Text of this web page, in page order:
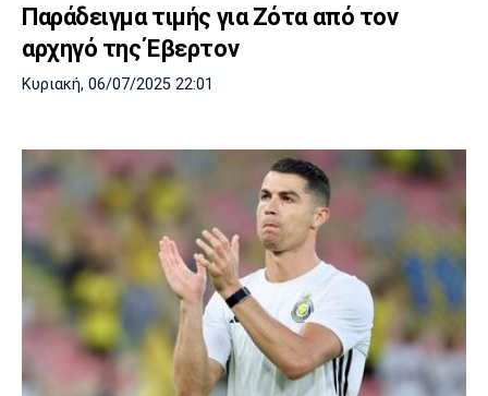
Παράδειγμα τιμής για Ζότα από τον
αρχηγό της Έβερτον
Κυριακή, 06/07/2025 22:01